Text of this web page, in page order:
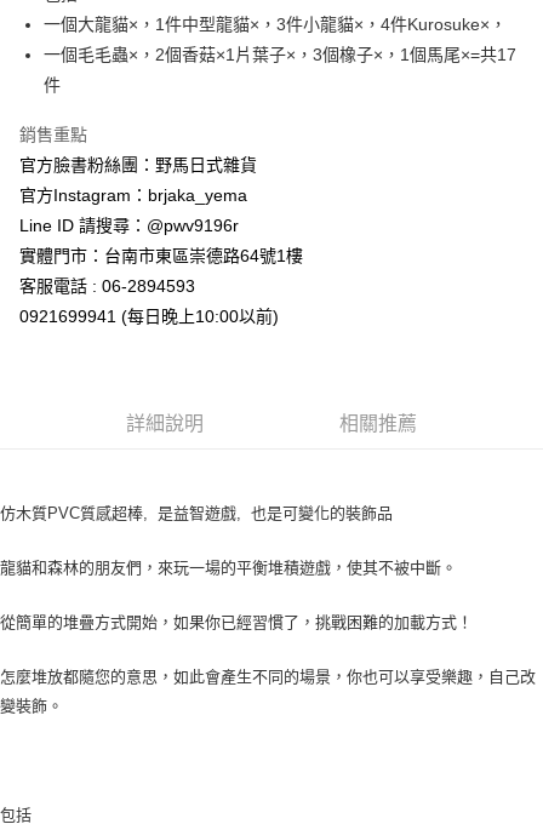
台灣樂天信用卡公司
運送方式
全家取貨付款
每筆NT$65，滿NT$999(含以上)免運費
付款後全家取貨
每筆NT$65，滿NT$999(含以上)免運費
7-11取貨付款
每筆NT$65，滿NT$999(含以上)免運費
一個大龍貓×，1件中型龍貓×，3件小龍貓×，4件Kurosuke×，
一個毛毛蟲×，2個香菇×1片葉子×，3個橡子×，1個馬尾×=共17
件
銷售重點
官方臉書粉絲團：野馬日式雜貨
官方Instagram：brjaka_yema
Line ID 請搜尋：@pwv9196r
實體門市：台南市東區崇德路64號1樓
客服電話 : 06-2894593
0921699941 (每日晚上10:00以前)
詳細說明 相關推薦
仿木質PVC質感超棒, 是益智遊戲, 也是可變化的裝飾品
龍貓和森林的朋友們，來玩一場的平衡堆積遊戲，使其不被中斷。
從簡單的堆疊方式開始，如果你已經習慣了，挑戰困難的加載方式！
怎麼堆放都隨您的意思，如此會產生不同的場景，你也可以享受樂趣，自己改
變裝飾。
包括